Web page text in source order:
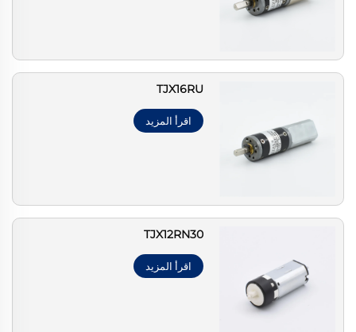
TJX16RU
اقرأ المزيد
TJX12RN30
اقرأ المزيد